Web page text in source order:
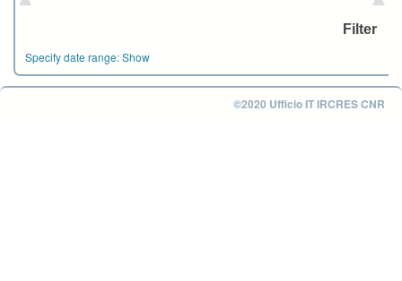
Specify date range:Show
©2020 Ufficio IT IRCRES CNR